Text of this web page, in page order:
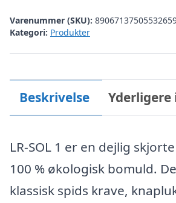
Varenummer (SKU):
Kategori: Produkter
Beskrivelse
LR-SOL 1 er en dejlig
100 % økologisk bomuld.
klassisk spids krave,